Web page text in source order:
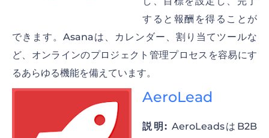
すると報酬を得ることが
できます。Asanaは、カレンダー、割り当てツールな
ど、オンラインのプロジェクト管理プロセスを容易にす
るあらゆる機能を備えています。
AeroLead
説明: AeroLeadsはB2B